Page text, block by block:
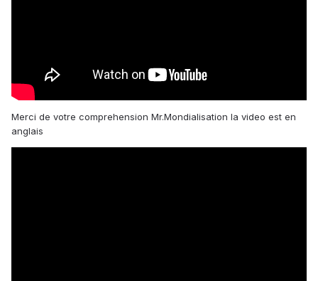
Merci de votre comprehension Mr.Mondialisation la video est en
anglais